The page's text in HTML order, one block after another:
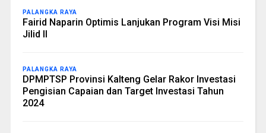
PALANGKA RAYA
Fairid Naparin Optimis Lanjukan Program Visi Misi
Jilid II
PALANGKA RAYA
DPMPTSP Provinsi Kalteng Gelar Rakor Investasi
Pengisian Capaian dan Target Investasi Tahun
2024